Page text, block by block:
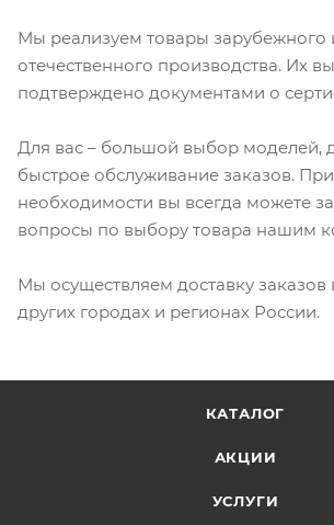
Мы реализуем товары зарубежного
отечественного производства. Их
подтверждено документами о
Для вас – большой выбор моделей,
быстрое обслуживание заказов. При
необходимости вы всегда можете
вопросы по выбору товара нашим
Мы осуществляем доставку заказов
других городах и регионах России.
КАТАЛОГ
АКЦИИ
УСЛУГИ